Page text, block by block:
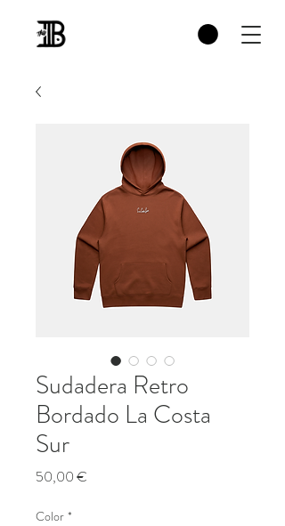
Sudadera Retro
Bordado La Costa
Sur
50,00 €
Color *